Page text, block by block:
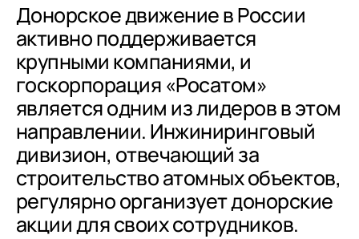
Донорское движение в России
активно поддерживается
крупными компаниями, и
госкорпорация «Росатом»
является одним из лидеров в этом
направлении. Инжиниринговый
дивизион, отвечающий за
строительство атомных объектов,
регулярно организует донорские
акции для своих сотрудников.